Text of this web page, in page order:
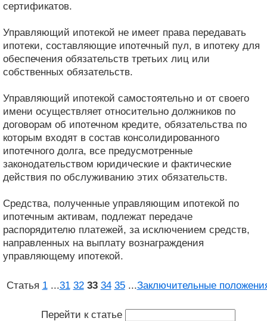
сертификатов.
Управляющий ипотекой не имеет права передавать
ипотеки, составляющие ипотечный пул, в ипотеку для
обеспечения обязательств третьих лиц или
собственных обязательств.
Управляющий ипотекой самостоятельно и от своего
имени осуществляет относительно должников по
договорам об ипотечном кредите, обязательства по
которым входят в состав консолидированного
ипотечного долга, все предусмотренные
законодательством юридические и фактические
действия по обслуживанию этих обязательств.
Средства, полученные управляющим ипотекой по
ипотечным активам, подлежат передаче
распорядителю платежей, за исключением средств,
направленных на выплату вознаграждения
управляющему ипотекой.
Статья 1 ...31 32 33 34 35 ...Заключительные
Перейти к статье